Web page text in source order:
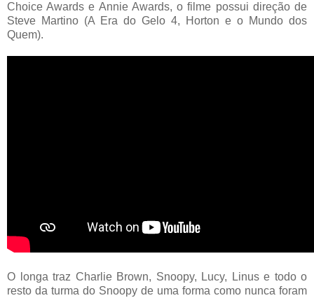
Choice Awards e Annie Awards, o filme possui direção de
Steve Martino (A Era do Gelo 4, Horton e o Mundo dos
Quem).
O longa traz Charlie Brown, Snoopy, Lucy, Linus e todo o
resto da turma do Snoopy de uma forma como nunca foram